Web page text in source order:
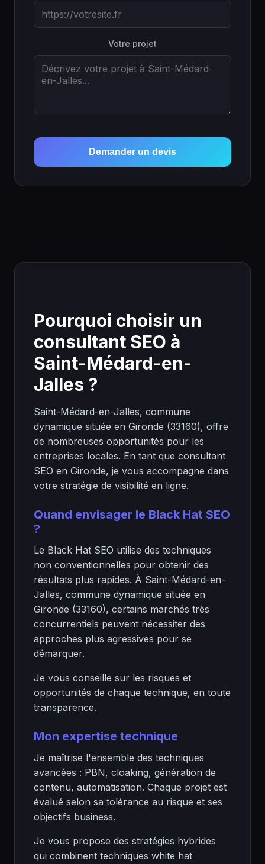
Votre projet
Demander un devis
Pourquoi choisir un
consultant SEO à
Saint-Médard-en-
Jalles ?
Saint-Médard-en-Jalles, commune
dynamique située en Gironde (33160), offre
de nombreuses opportunités pour les
entreprises locales. En tant que consultant
SEO en Gironde, je vous accompagne dans
votre stratégie de visibilité en ligne.
Quand envisager le Black Hat SEO
?
Le Black Hat SEO utilise des techniques
non conventionnelles pour obtenir des
résultats plus rapides. À Saint-Médard-en-
Jalles, commune dynamique située en
Gironde (33160), certains marchés très
concurrentiels peuvent nécessiter des
approches plus agressives pour se
démarquer.
Je vous conseille sur les risques et
opportunités de chaque technique, en toute
transparence.
Mon expertise technique
Je maîtrise l'ensemble des techniques
avancées : PBN, cloaking, génération de
contenu, automatisation. Chaque projet est
évalué selon sa tolérance au risque et ses
objectifs business.
Je vous propose des stratégies hybrides
qui combinent techniques white hat